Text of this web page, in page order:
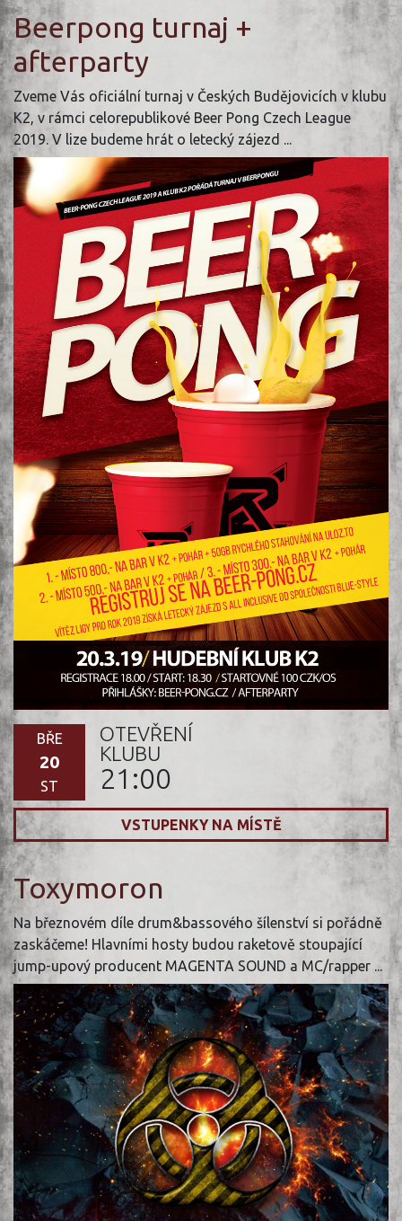
Beerpong turnaj +
afterparty
Zveme Vás oficiální turnaj v Českých Budějovicích v klubu
K2, v rámci celorepublikové Beer Pong Czech League
2019. V lize budeme hrát o letecký zájezd ...
BŘE
20
ST
OTEVŘENÍ
KLUBU
21:00
VSTUPENKY NA MÍSTĚ
Toxymoron
Na březnovém díle drum&bassového šílenství si pořádně
zaskáčeme! Hlavními hosty budou raketově stoupající
jump-upový producent MAGENTA SOUND a MC/rapper ...